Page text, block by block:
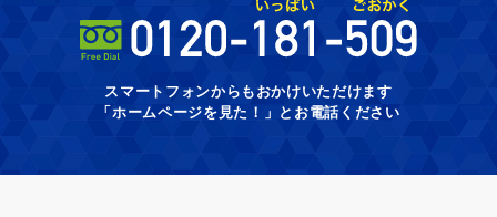
スマートフォンからもおかけいただけます
「ホームページを見た！」とお電話ください